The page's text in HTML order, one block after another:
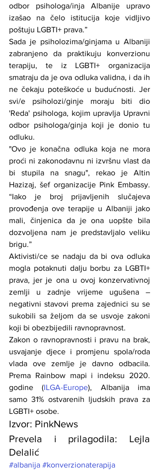
odbor psihologa/inja Albanije upravo
izašao na čelo istitucija koje vidljivo
poštuju LGBTI+ prava.”
Sada je psiholozima/ginjama u Albaniji
zabranjeno da praktikuju konverzionu
terapiju, te iz LGBTI+ organizacija
smatraju da je ova odluka validna, i da ih
ne čekaju poteškoće u budućnosti. Jer
svi/e psiholozi/ginje moraju biti dio
'Reda' psihologa, kojim upravlja Upravni
odbor psihologa/ginja koji je donio tu
odluku.
"Ovo je konačna odluka koja ne mora
proći ni zakonodavnu ni izvršnu vlast da
bi stupila na snagu", rekao je Altin
Hazizaj, šef organizacije Pink Embassy.
“Iako je broj prijavljenih slučajeva
provođenja ove terapije u Albaniji jako
mali, činjenica da je ona uopšte bila
dozvoljena nam je predstavljalo veliku
brigu.”
Aktivisti/ce se nadaju da bi ova odluka
mogla potaknuti dalju borbu za LGBTI+
prava, jer je ona u ovoj konzervativnoj
zemlji u zadnje vrijeme ugušena –
negativni stavovi prema zajednici su se
sukobili sa željom da se usvoje zakoni
koji bi obezbijedili ravnopravnost.
Zakon o ravnopravnosti i pravu na brak,
usvajanje djece i promjenu spola/roda
vlada ove zemlje je davno odbacila.
Prema Rainbow mapi i indeksu 2020.
godine (ILGA-Europe), Albanija ima
samo 31% ostvarenih ljudskih prava za
LGBTI+ osobe.
Izvor: PinkNews
Prevela i prilagodila: Lejla
Delalić
#albanija #konverzionaterapija